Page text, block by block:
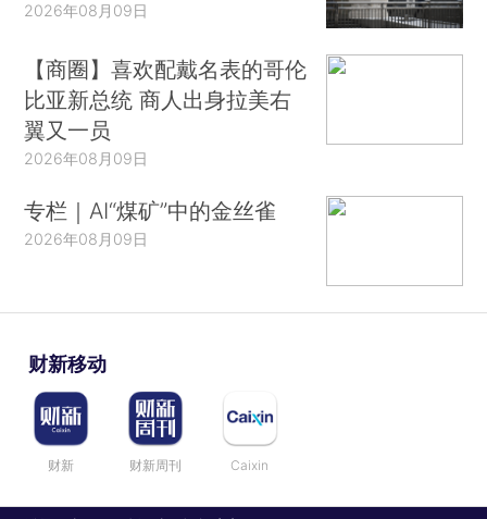
2026年08月09日
【商圈】喜欢配戴名表的哥伦
比亚新总统 商人出身拉美右
翼又一员
2026年08月09日
专栏｜AI“煤矿”中的金丝雀
2026年08月09日
财新移动
财新 财新周刊 Caixin